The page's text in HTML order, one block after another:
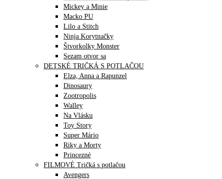
Mickey a Minie
Macko PU
Lilo a Stitch
Ninja Korytnačky
Štvorkolky Monster
Sezam otvor sa
DETSKÉ TRIČKÁ S POTLAČOU
Elza, Anna a Rapunzel
Dinosaury
Zootropolis
Walley
Na Vlásku
Toy Story
Super Mário
Riky a Morty
Princezné
FILMOVÉ Tričká s potlačou
Avengers